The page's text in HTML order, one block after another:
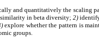
and quantitatively the scaling
in beta diversity; 2)
explore whether the pattern is
groups.